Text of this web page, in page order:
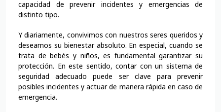
capacidad de prevenir incidentes y emergencias de
distinto tipo.
Y diariamente, convivimos con nuestros seres queridos y
deseamos su bienestar absoluto. En especial, cuando se
trata de bebés y niños, es fundamental garantizar su
protección. En este sentido, contar con un sistema de
seguridad adecuado puede ser clave para prevenir
posibles incidentes y actuar de manera rápida en caso de
emergencia.